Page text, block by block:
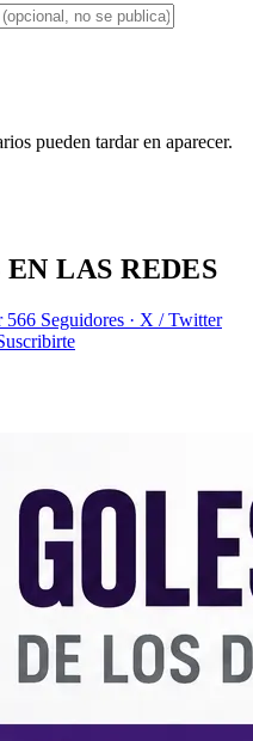
pueden tardar en aparecer.
LAS REDES
566 Seguidores · X / Twitter